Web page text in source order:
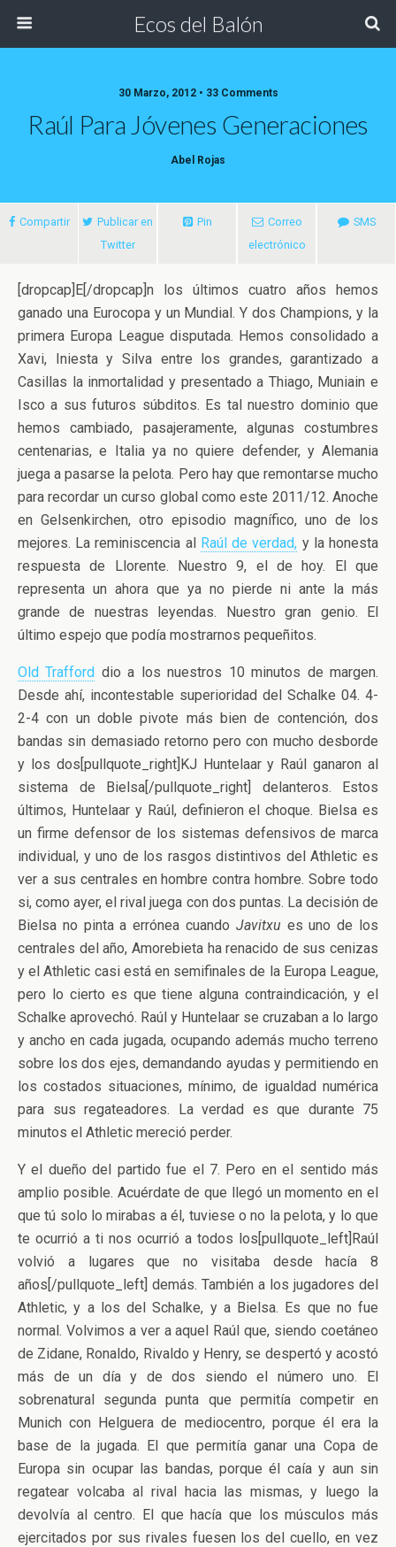
Ecos del Balón
30 Marzo, 2012 • 33 Comments
Raúl Para Jóvenes Generaciones
Abel Rojas
Compartir
Publicar en
Twitter
Pin
Correo
electrónico
SMS
[dropcap]E[/dropcap]n los últimos cuatro años hemos
ganado una Eurocopa y un Mundial. Y dos Champions, y la
primera Europa League disputada. Hemos consolidado a
Xavi, Iniesta y Silva entre los grandes, garantizado a
Casillas la inmortalidad y presentado a Thiago, Muniain e
Isco a sus futuros súbditos. Es tal nuestro dominio que
hemos cambiado, pasajeramente, algunas costumbres
centenarias, e Italia ya no quiere defender, y Alemania
juega a pasarse la pelota. Pero hay que remontarse mucho
para recordar un curso global como este 2011/12. Anoche
en Gelsenkirchen, otro episodio magnífico, uno de los
mejores. La reminiscencia al Raúl de verdad, y la honesta
respuesta de Llorente. Nuestro 9, el de hoy. El que
representa un ahora que ya no pierde ni ante la más
grande de nuestras leyendas. Nuestro gran genio. El
último espejo que podía mostrarnos pequeñitos.
Old Trafford dio a los nuestros 10 minutos de margen.
Desde ahí, incontestable superioridad del Schalke 04. 4-
2-4 con un doble pivote más bien de contención, dos
bandas sin demasiado retorno pero con mucho desborde
y los dos[pullquote_right]KJ Huntelaar y Raúl ganaron al
sistema de Bielsa[/pullquote_right] delanteros. Estos
últimos, Huntelaar y Raúl, definieron el choque. Bielsa es
un firme defensor de los sistemas defensivos de marca
individual, y uno de los rasgos distintivos del Athletic es
ver a sus centrales en hombre contra hombre. Sobre todo
si, como ayer, el rival juega con dos puntas. La decisión de
Bielsa no pinta a errónea cuando Javitxu es uno de los
centrales del año, Amorebieta ha renacido de sus cenizas
y el Athletic casi está en semifinales de la Europa League,
pero lo cierto es que tiene alguna contraindicación, y el
Schalke aprovechó. Raúl y Huntelaar se cruzaban a lo largo
y ancho en cada jugada, ocupando además mucho terreno
sobre los dos ejes, demandando ayudas y permitiendo en
los costados situaciones, mínimo, de igualdad numérica
para sus regateadores. La verdad es que durante 75
minutos el Athletic mereció perder.
Y el dueño del partido fue el 7. Pero en el sentido más
amplio posible. Acuérdate de que llegó un momento en el
que tú solo lo mirabas a él, tuviese o no la pelota, y lo que
te ocurrió a ti nos ocurrió a todos los[pullquote_left]Raúl
volvió a lugares que no visitaba desde hacía 8
años[/pullquote_left] demás. También a los jugadores del
Athletic, y a los del Schalke, y a Bielsa. Es que no fue
normal. Volvimos a ver a aquel Raúl que, siendo coetáneo
de Zidane, Ronaldo, Rivaldo y Henry, se despertó y acostó
más de un día y de dos siendo el número uno. El
sobrenatural segunda punta que permitía competir en
Munich con Helguera de mediocentro, porque él era la
base de la jugada. El que permitía ganar una Copa de
Europa sin ocupar las bandas, porque él caía y aun sin
regatear volcaba al rival hacia las mismas, y luego la
devolvía al centro. El que hacía que los músculos más
ejercitados por sus rivales fuesen los del cuello, en vez